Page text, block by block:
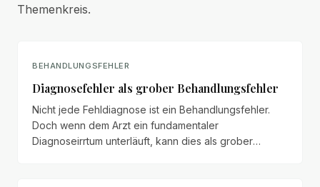
Themenkreis.
BEHANDLUNGSFEHLER
Diagnosefehler als grober Behandlungsfehler
Nicht jede Fehldiagnose ist ein Behandlungsfehler.
Doch wenn dem Arzt ein fundamentaler
Diagnoseirrtum unterläuft, kann dies als grober